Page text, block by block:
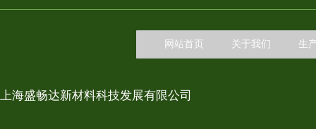
网站首页 关于我们 生
上海盛畅达新材料科技发展有限公司